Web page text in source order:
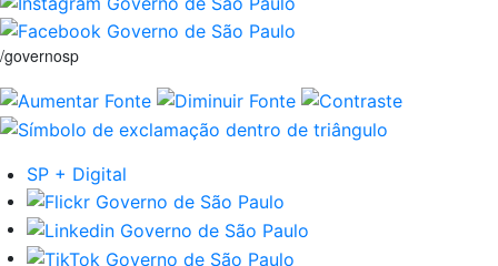
/governosp
SP + Digital